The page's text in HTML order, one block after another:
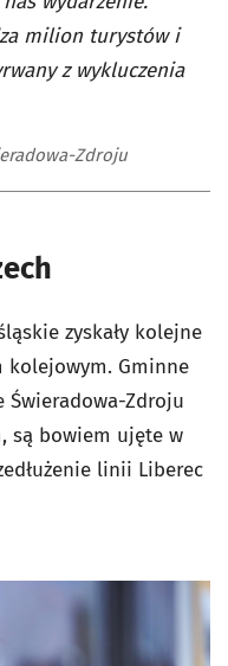
milion turystów i
z wykluczenia
Zdroju
zyskały kolejne
kolejowym. Gminne
Świeradowa-Zdroju
są bowiem ujęte w
linii Liberec